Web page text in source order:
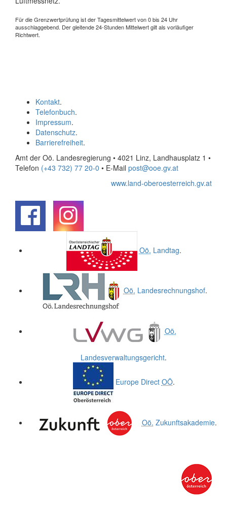
Für die Grenzwertprüfung ist der Tagesmittelwert von 0 bis 24 Uhr
ausschlaggebend. Der gleitende 24-Stunden Mittelwert gilt als vorläufiger
Richtwert.
Kontakt.
Telefonbuch.
Impressum.
Datenschutz.
Barrierefreiheit.
Amt der Oö. Landesregierung • 4021 Linz, Landhausplatz 1 •
Telefon (+43 732) 77 20-0 • E-Mail post@ooe.gv.at
www.land-oberoesterreich.gv.at
Oö. Landtag.
Oö. Landesrechnungshof.
Oö.
Landesverwaltungsgericht.
Europe Direct OÖ.
Oö. Zukunftsakademie.